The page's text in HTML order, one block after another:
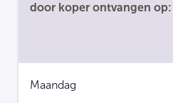
door koper ontvangen op:
Maandag